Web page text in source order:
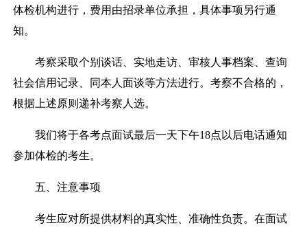
体检机构进行，费用由招录单位承担，具体事项另行通
知。
考察采取个别谈话、实地走访、审核人事档案、查询
社会信用记录、同本人面谈等方法进行。考察不合格的，
根据上述原则递补考察人选。
我们将于各考点面试最后一天下午18点以后电话通知
参加体检的考生。
五、注意事项
考生应对所提供材料的真实性、准确性负责。在面试